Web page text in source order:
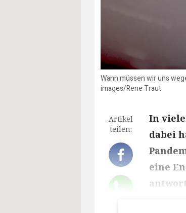
Wann müssen wir uns
images/Rene Traut
Artikel
teilen:
In
dabei
eine